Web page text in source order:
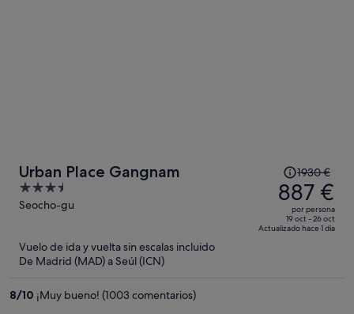
Urban Place Gangnam
3.5
out
Seocho-gu
El
precio
era
de
1930 €,
1930 €
887 €
por persona
19 oct - 26 oct
Actualizado hace 1 día
Vuelo de ida y vuelta sin escalas incluido
De Madrid (MAD) a Seúl (ICN)
8/10 ¡Muy bueno! (1003 comentarios)